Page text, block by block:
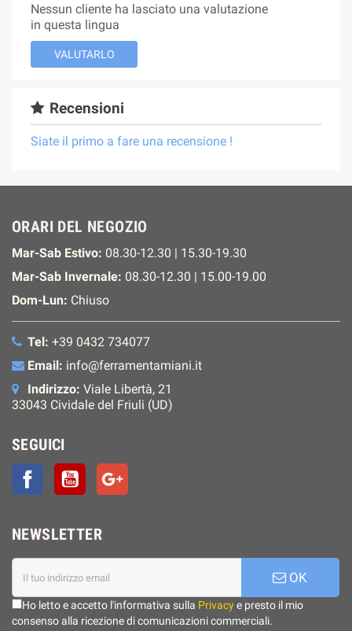
Nessun cliente ha lasciato una valutazione
in questa lingua
VALUTARLO
Recensioni
Siate il primo a fare una recensione !
ORARI DEL NEGOZIO
Mar-Sab Estivo: 08.30-12.30 | 15.30-19.30
Mar-Sab Invernale: 08.30-12.30 | 15.00-19.00
Dom-Lun: Chiuso
Tel: +39 0432 734077
Email: info@ferramentamiani.it
Indirizzo: Viale Libertà, 21
33043 Cividale del Friuli (UD)
SEGUICI
FacebookYouTube
NEWSLETTER
OK
Ho letto e accetto l'informativa sulla Privacye presto il mio
consenso alla ricezione di comunicazioni commerciali.